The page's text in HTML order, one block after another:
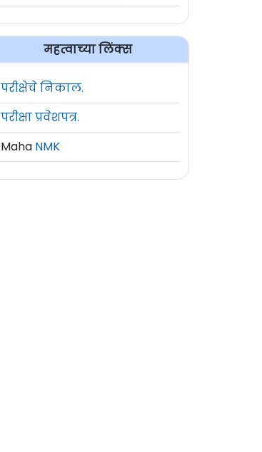
महत्वाच्या लिंक्स
परीक्षेचे निकाल.
परीक्षा प्रवेशपत्र.
Maha NMK